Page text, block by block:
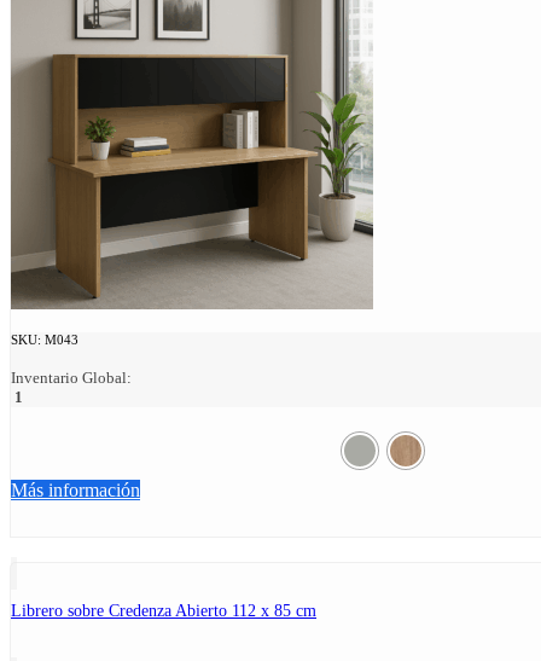
SKU: M043
Inventario Global:
1
Más información
Librero sobre Credenza Abierto 112 x 85 cm